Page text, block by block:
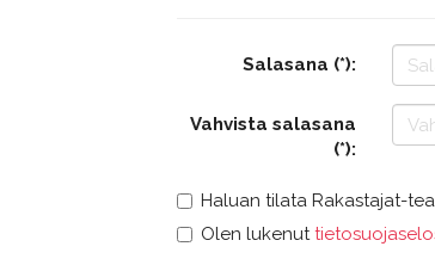
Salasana (*):
Vahvista salasana
(*):
Haluan tilata Rakastajat-
Olen lukenut